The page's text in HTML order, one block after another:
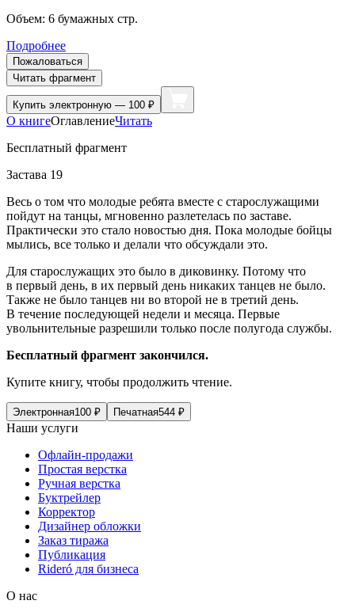
Объем: 6 бумажных стр.
Подробнее
Пожаловаться
Читать фрагмент
Купить электронную — 100 ₽
О книгеОглавлениеЧитать
Бесплатный фрагмент
Застава 19
Весь о том что молодые ребята вместе с старослужащими
пойдут на танцы, мгновенно разлетелась по заставе.
Практически это стало новостью дня. Пока молодые бойцы
мылись, все только и делали что обсуждали это.
Для старослужащих это было в диковинку. Потому что
в первый день, в их первый день никаких танцев не было.
Также не было танцев ни во второй не в третий день.
В течение последующей недели и месяца. Первые
увольнительные разрешили только после полугода службы.
Бесплатный фрагмент закончился.
Купите книгу, чтобы продолжить чтение.
Электронная100 ₽ Печатная544 ₽
Наши услуги
Офлайн-продажи
Простая верстка
Ручная верстка
Буктрейлер
Корректор
Дизайнер обложки
Заказ тиража
Публикация
Rideró для бизнеса
О нас